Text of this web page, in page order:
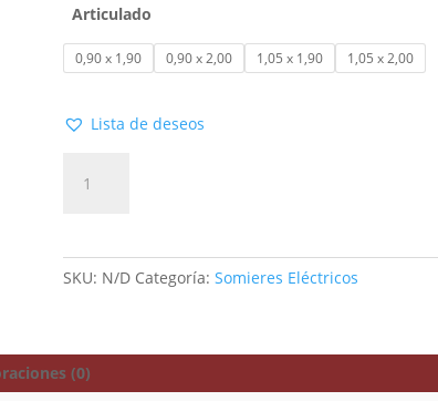
Articulado
0,90 x 1,90 0,90 x 2,00 1,05 x 1,90 1,05 x 2,00
Lista de deseos
SKU: N/D Categoría: Somieres Eléctricos
(0)